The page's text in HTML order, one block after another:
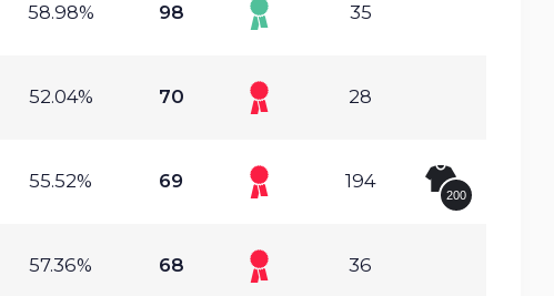
58.98% 98 35
52.04% 70 28
55.52% 69 194
200
57.36% 68 36